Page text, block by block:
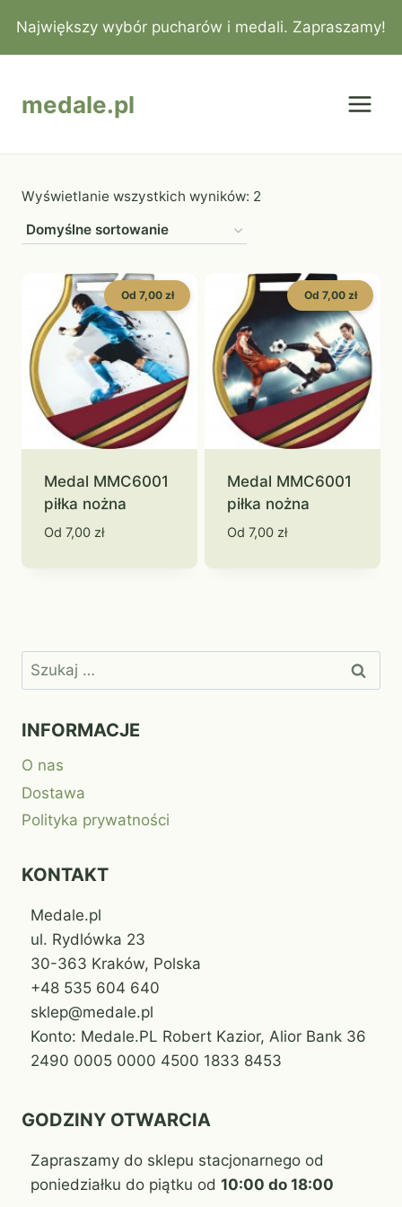
do
treści
Największy wybór pucharów i medali. Zapraszamy!
medale.pl
Wyświetlanie wszystkich wyników: 2
Od 7,00 zł
Medal MMC6001
piłka nożna
Od 7,00 zł
Od 7,00 zł
Medal MMC6001
piłka nożna
Od 7,00 zł
Szukaj:
INFORMACJE
O nas
Dostawa
Polityka prywatności
KONTAKT
Medale.pl
ul. Rydlówka 23
30-363 Kraków, Polska
+48 535 604 640
sklep@medale.pl
Konto: Medale.PL Robert Kazior, Alior Bank 36
2490 0005 0000 4500 1833 8453
GODZINY OTWARCIA
Zapraszamy do sklepu stacjonarnego od
poniedziałku do piątku od 10:00 do 18:00